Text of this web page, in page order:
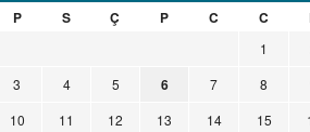
P
S Ç P C C
1
3
4 5 6 7 8
10
11 12 13 14 15